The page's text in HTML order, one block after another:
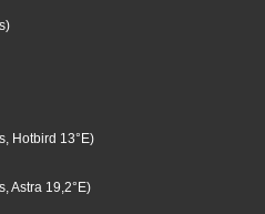
Hotbird 13°E)
Astra 19,2°E)